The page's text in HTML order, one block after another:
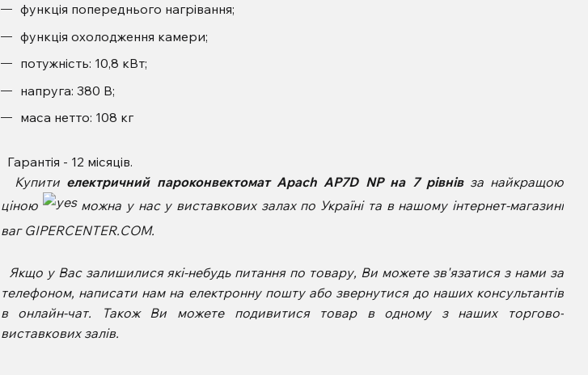
функція попереднього нагрівання;
функція охолодження камери;
потужність: 10,8 кВт;
напруга: 380 В;
маса нетто: 108 кг
Гарантія - 12 місяців.
Купитиелектричний пароконвектомат Apach AP7D NP на 7 рівнів за найкращою
ціною
можна у нас у виставкових залах по Україні та в нашому інтернет-магазині
ваг GIPERCENTER.COM.
Якщо у Вас залишилися які-небудь питання по товару, Ви можете зв'язатися з нами за
телефоном, написати нам на електронну пошту або звернутися до наших консультантів
в онлайн-чат. Також Ви можете подивитися товар в одному з наших торгово-
виставкових залів.